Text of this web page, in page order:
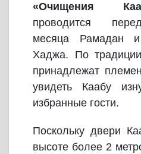
«Очищения
проводится
месяца Рамадан
Хаджа. По
принадлежат
увидеть Каабу
избранные гости.
Поскольку двери
высоте более 2